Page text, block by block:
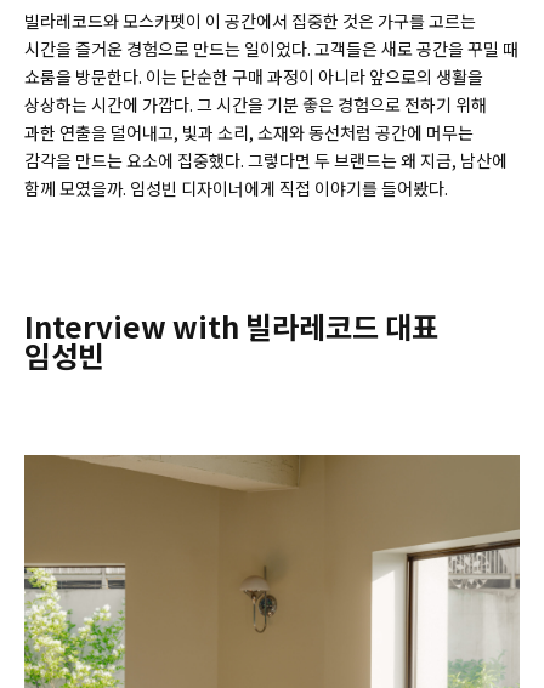
빌라레코드와 모스카펫이 이 공간에서 집중한 것은 가구를 고르는
시간을 즐거운 경험으로 만드는 일이었다. 고객들은 새로 공간을 꾸밀 때
쇼룸을 방문한다. 이는 단순한 구매 과정이 아니라 앞으로의 생활을
상상하는 시간에 가깝다. 그 시간을 기분 좋은 경험으로 전하기 위해
과한 연출을 덜어내고, 빛과 소리, 소재와 동선처럼 공간에 머무는
감각을 만드는 요소에 집중했다. 그렇다면 두 브랜드는 왜 지금, 남산에
함께 모였을까. 임성빈 디자이너에게 직접 이야기를 들어봤다.
Interview with 빌라레코드 대표
임성빈